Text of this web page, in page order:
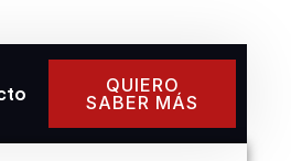
QUIERO
SABER MÁS